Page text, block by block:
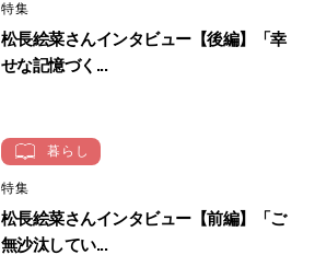
特集
松長絵菜さんインタビュー【後編】「幸
せな記憶づく...
暮らし
特集
松長絵菜さんインタビュー【前編】「ご
無沙汰してい...